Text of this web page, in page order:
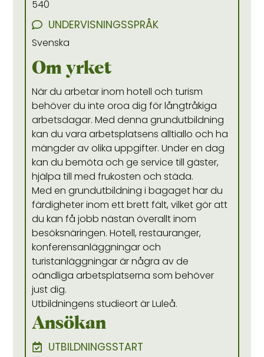
540
UNDERVISNINGSSPRÅK
Svenska
Om yrket
När du arbetar inom hotell och turism
behöver du inte oroa dig för långtråkiga
arbetsdagar. Med denna grundutbildning
kan du vara arbetsplatsens alltiallo och ha
mängder av olika uppgifter. Under en dag
kan du bemöta och ge service till gäster,
hjälpa till med frukosten och städa.
Med en grundutbildning i bagaget har du
färdigheter inom ett brett fält, vilket gör att
du kan få jobb nästan överallt inom
besöksnäringen. Hotell, restauranger,
konferensanläggningar och
turistanläggningar är några av de
oändliga arbetsplatserna som behöver
just dig.
Utbildningens studieort är Luleå.
Ansökan
UTBILDNINGSSTART